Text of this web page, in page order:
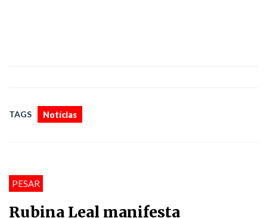
TAGS Notícias
PESAR
Rubina Leal manifesta